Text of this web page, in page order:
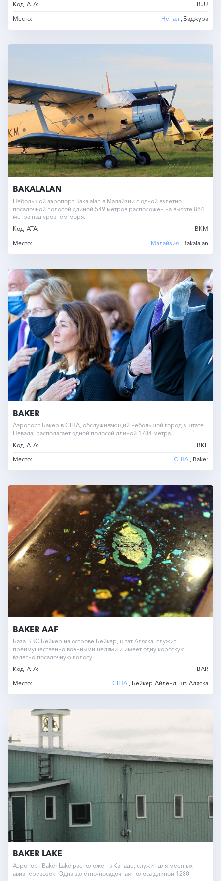
Код IATA:
BJU
Место:
Непал , Баджура
BAKALALAN
Небольшой аэропорт Bakalalan в Малайзии с одной взлётно-
посадочной полосой длиной 549 метров расположен на высоте 884
метра над уровнем моря.
Код IATA:
BKM
Место:
Малайзия , Bakalalan
BAKER
Аэропорт Бакер в США, обслуживающий небольшой город в штате
Невада, располагает одной полосой длиной 1704 метра.
Код IATA:
BKE
Место:
США , Baker
BAKER AAF
База ВВС Бейкер на острове Бейкер, штат Аляска, служит
преимущественно военными целями и имеет одну короткую
взлетно-посадочную полосу.
Код IATA:
BAR
Место:
США , Бейкер-Айленд, шт. Аляска
BAKER LAKE
Аэропорт Baker Lake расположен в Канаде, служит для местных
авиаперевозок. Одна взлётно-посадочная полоса длиной 1280